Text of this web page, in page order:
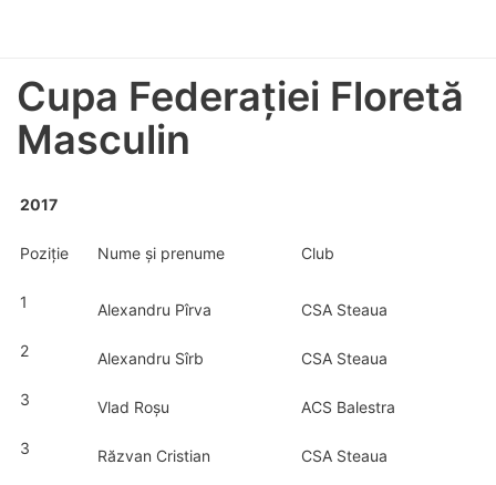
Cupa Federației Floretă
Masculin
2017
Poziție Nume și prenume Club
1 Alexandru Pîrva CSA Steaua
2 Alexandru Sîrb CSA Steaua
3 Vlad Roșu ACS Balestra
3 Răzvan Cristian CSA Steaua